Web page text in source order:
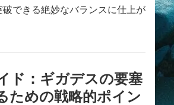
破できる絶妙なバランスに仕上が
ド：ギガデスの要塞
ための戦略的ポイン